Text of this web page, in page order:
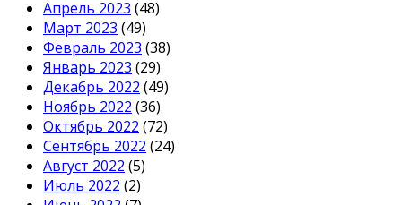
Апрель 2023 (48)
Март 2023 (49)
Февраль 2023 (38)
Январь 2023 (29)
Декабрь 2022 (49)
Ноябрь 2022 (36)
Октябрь 2022 (72)
Сентябрь 2022 (24)
Август 2022 (5)
Июль 2022 (2)